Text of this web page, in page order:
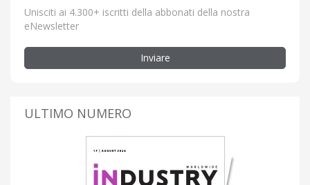
Unisciti ai 4.300+ iscritti della abbonati della nostra
eNewsletter
Inviare
ULTIMO NUMERO